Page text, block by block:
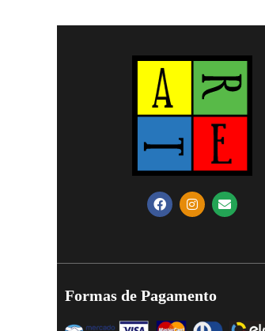
Formas de Pagamento